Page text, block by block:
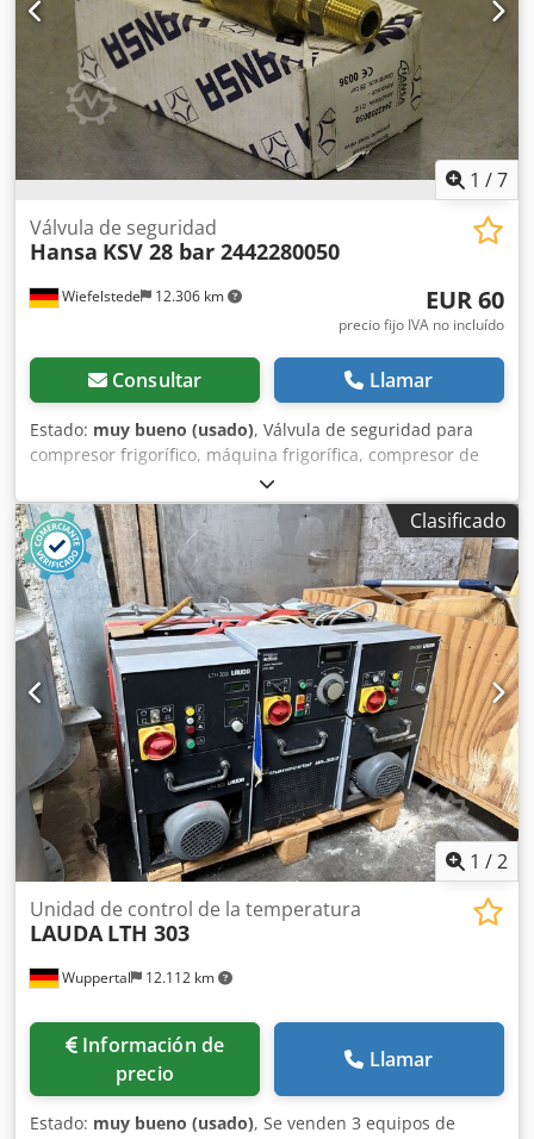
1 /7
Wiefelstede 12.306 km
Válvula de seguridad
Hansa KSV 28 bar 2442280050
EUR 60
precio fijo IVA no incluído
Consultar Llamar
Estado: muy bueno (usado), Válvula de seguridad para
compresor frigorífico, máquina frigorífica, compresor de
refrigeración, grupo frigorífico, compresor de
enfriamiento, compresor, carcasa de filtro desecante,
válvula de cierre, válvula de cierre esférica, interruptor de
temperatura, termostato, válvula de expansión, válvula de
seguridad. -Fabricante: Hansa, válvula de seguridad,
nueva, en embalaje original -Tipo: KSV 28 bar 2442280050
Cjdpfx Ajfyfxbebpoha -Conexión: G1/2" -Cantidad: 5
válvulas de seguridad disponibles -Precio: por unidad -
Dimensiones del paquete: 150/80/A55 mm -Peso: 0,6
kg/unidad
Clasificado
1 /2
Wuppertal 12.112 km
Unidad de control de la temperatura
LAUDA LTH 303
Información de
precio
Llamar
Estado: muy bueno (usado), Se venden 3 equipos de